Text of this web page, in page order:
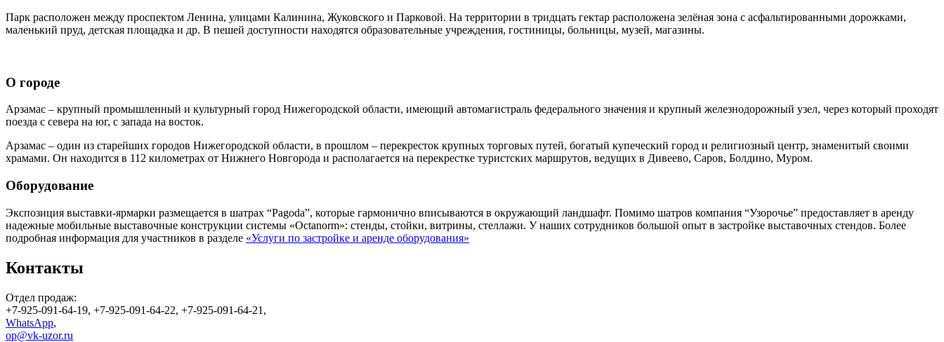
Парк расположен между проспектом Ленина, улицами Калинина, Жуковского и Парковой. На территории в тридцать гектар расположена зелёная зона с асфальтированными дорожками,
маленький пруд, детская площадка и др. В пешей доступности находятся образовательные учреждения, гостиницы, больницы, музей, магазины.
О городе
Арзамас – крупный промышленный и культурный город Нижегородской области, имеющий автомагистраль федерального значения и крупный железнодорожный узел, через который проходят
поезда с севера на юг, с запада на восток.
Арзамас – один из старейших городов Нижегородской области, в прошлом – перекресток крупных торговых путей, богатый купеческий город и религиозный центр, знаменитый своими
храмами. Он находится в 112 километрах от Нижнего Новгорода и располагается на перекрестке туристских маршрутов, ведущих в Дивеево, Саров, Болдино, Муром.
Оборудование
Экспозиция выставки-ярмарки размещается в шатрах “Pagoda”, которые гармонично вписываются в окружающий ландшафт. Помимо шатров компания “Узорочье” предоставляет в аренду
надежные мобильные выставочные конструкции системы «Octanorm»: стенды, стойки, витрины, стеллажи. У наших сотрудников большой опыт в застройке выставочных стендов. Более
подробная информация для участников в разделе «Услуги по застройке и аренде оборудования»
Контакты
Отдел продаж:
+7-925-091-64-19, +7-925-091-64-22, +7-925-091-64-21,
WhatsApp,
op@vk-uzor.ru